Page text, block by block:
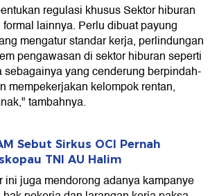
regulasi khusus Sektor hiburan
lainnya. Perlu dibuat payung
mengatur standar kerja, perlindungan
pengawasan di sektor hiburan seperti
yang cenderung berpindah-
mempekerjakan kelompok rentan,
tambahnya.
Sebut Sirkus OCI Pernah
TNI AU Halim
ini juga mendorong adanya kampanye